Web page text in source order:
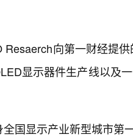
Resaerch向第一财经提
显示器件生产线以及
全国显示产业新型城市第